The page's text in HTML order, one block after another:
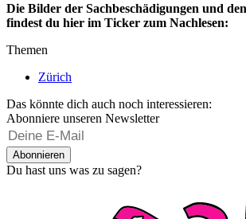
Die Bilder der Sachbeschädigungen und
findest du hier im Ticker zum Nachlesen:
Themen
Zürich
Das könnte dich auch noch interessieren:
Abonniere unseren Newsletter
Abonnieren
Du hast uns was zu sagen?